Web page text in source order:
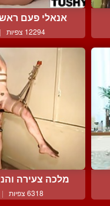
אנאלי פעם
12294 צפיות |
מלכה צעירה
6318 צפיות |